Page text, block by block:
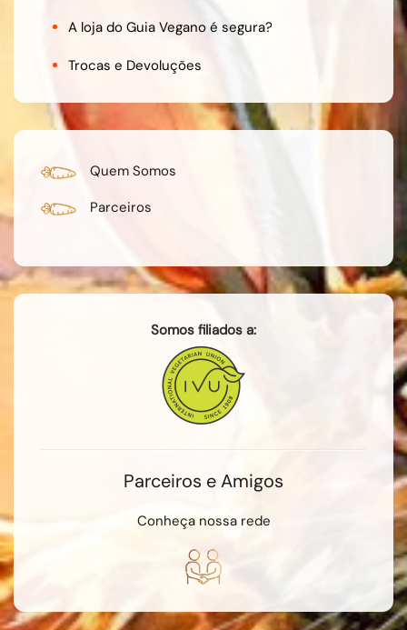
A loja do Guia Vegano é segura?
Trocas e Devoluções
Quem Somos
Parceiros
Somos filiados a:
Parceiros e Amigos
Conheça nossa rede